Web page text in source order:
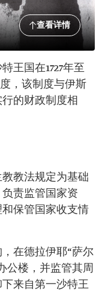
查看详情
王国在1727年至
，该制度与伊斯
的财政制度相
教法规定为基础
责监管国家资
保管国家收支情
在德拉伊耶“萨尔
公楼，并监管其周
来自第一沙特王